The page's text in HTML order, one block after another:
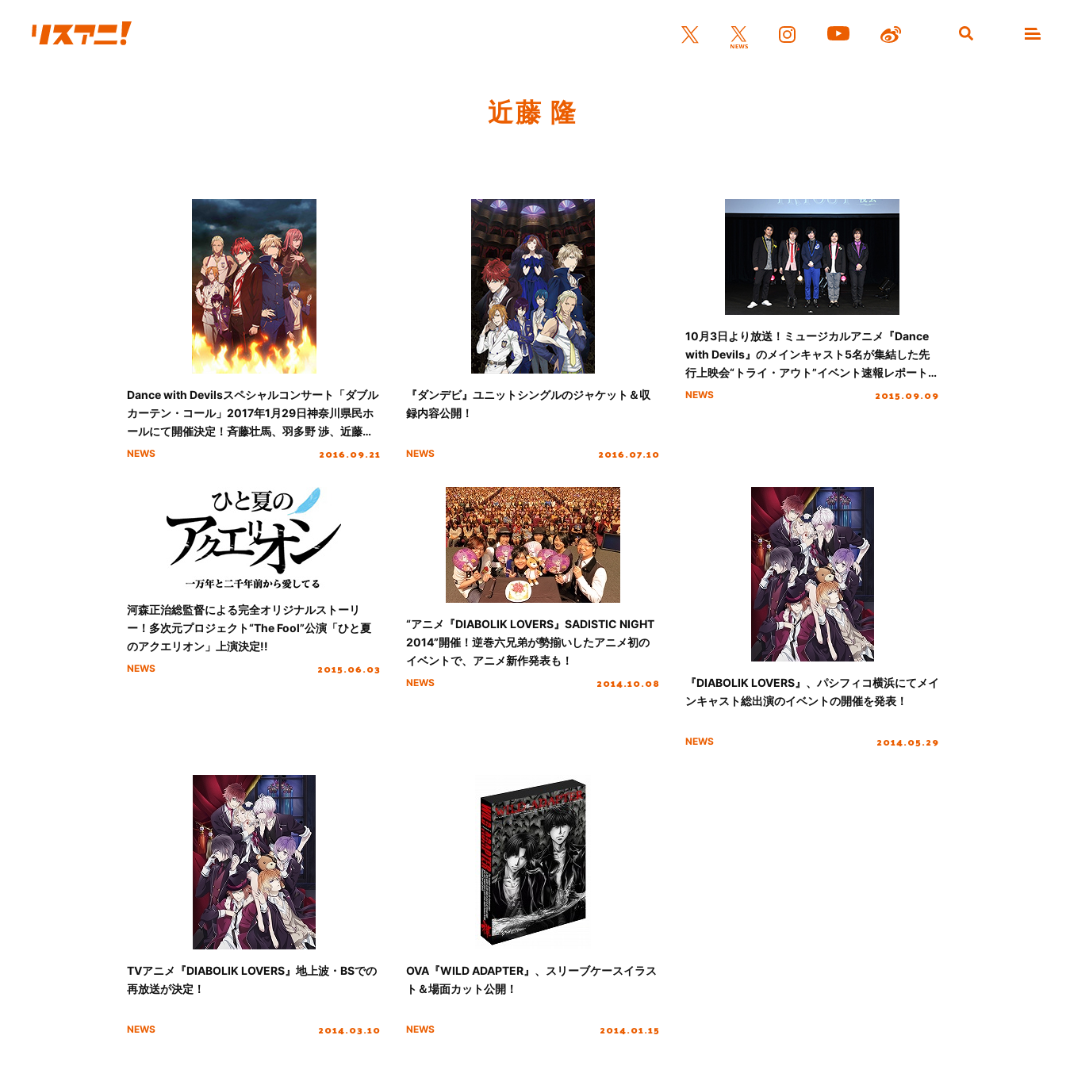
近藤 隆
Dance with Devilsスペシャルコンサート「ダブル
カーテン・コール」2017年1月29日神奈川県民ホ
ールにて開催決定！斉藤壮馬、羽多野 渉、近藤
隆、平川大輔、鈴木裕斗が出演！
NEWS 2016.09.21
『ダンデビ』ユニットシングルのジャケット＆収
録内容公開！
NEWS 2016.07.10
10月3日より放送！ミュージカルアニメ『Dance
with Devils』のメインキャスト5名が集結した先
行上映会“トライ・アウト”イベント速報レポートが
到着！
NEWS 2015.09.09
河森正治総監督による完全オリジナルストーリ
ー！多次元プロジェクト“The Fool”公演「ひと夏
のアクエリオン」上演決定!!
NEWS 2015.06.03
“アニメ『DIABOLIK LOVERS』SADISTIC NIGHT
2014”開催！逆巻六兄弟が勢揃いしたアニメ初の
イベントで、アニメ新作発表も！
NEWS 2014.10.08
『DIABOLIK LOVERS』、パシフィコ横浜にてメイ
ンキャスト総出演のイベントの開催を発表！
NEWS 2014.05.29
TVアニメ『DIABOLIK LOVERS』地上波・BSでの
再放送が決定！
NEWS 2014.03.10
OVA『WILD ADAPTER』、スリーブケースイラス
ト＆場面カット公開！
NEWS 2014.01.15